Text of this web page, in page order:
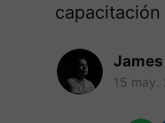
15 may.